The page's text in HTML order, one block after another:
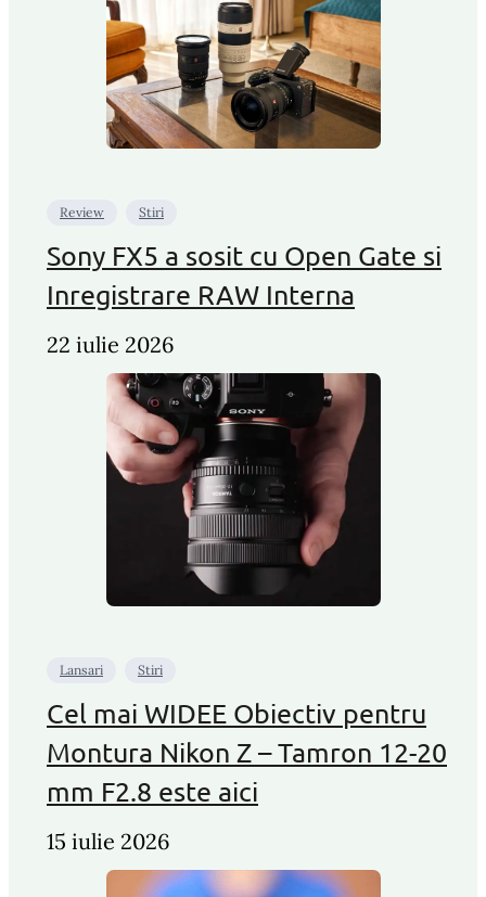
Review Stiri
Sony FX5 a sosit cu Open Gate si
Inregistrare RAW Interna
22 iulie 2026
Lansari Stiri
Cel mai WIDEE Obiectiv pentru
Montura Nikon Z – Tamron 12-20
mm F2.8 este aici
15 iulie 2026